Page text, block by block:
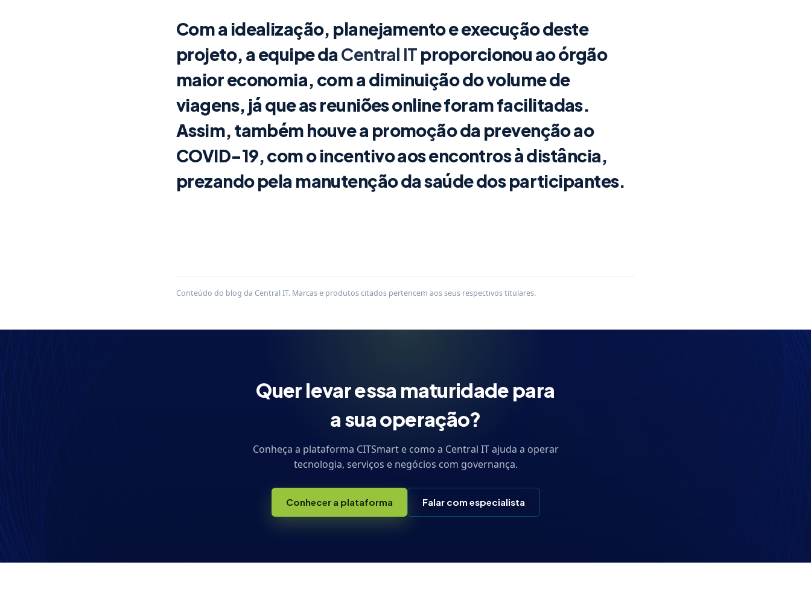
Com a idealização, planejamento e execução deste
projeto, a equipe da Central IT proporcionou ao órgão
maior economia, com a diminuição do volume de
viagens, já que as reuniões online foram facilitadas.
Assim, também houve a promoção da prevenção ao
COVID-19, com o incentivo aos encontros à distância,
prezando pela manutenção da saúde dos participantes.
Conteúdo do blog da Central IT. Marcas e produtos citados pertencem aos seus respectivos titulares.
Quer levar essa maturidade para
a sua operação?
Conheça a plataforma CITSmart e como a Central IT ajuda a operar
tecnologia, serviços e negócios com governança.
Conhecer a plataforma Falar com especialista